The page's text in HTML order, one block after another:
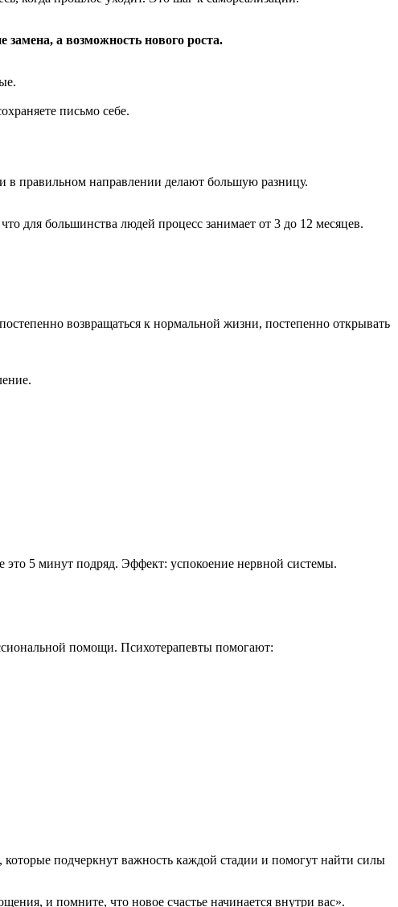
а возможность нового роста.
письмо себе.
в правильном направлении делают большую разницу.
для большинства людей процесс занимает от 3 до 12 месяцев.
возвращаться к нормальной жизни, постепенно открывать
это 5 минут подряд. Эффект: успокоение нервной системы.
помощи. Психотерапевты помогают:
подчеркнут важность каждой стадии и помогут найти силы
и помните, что новое счастье начинается внутри вас».